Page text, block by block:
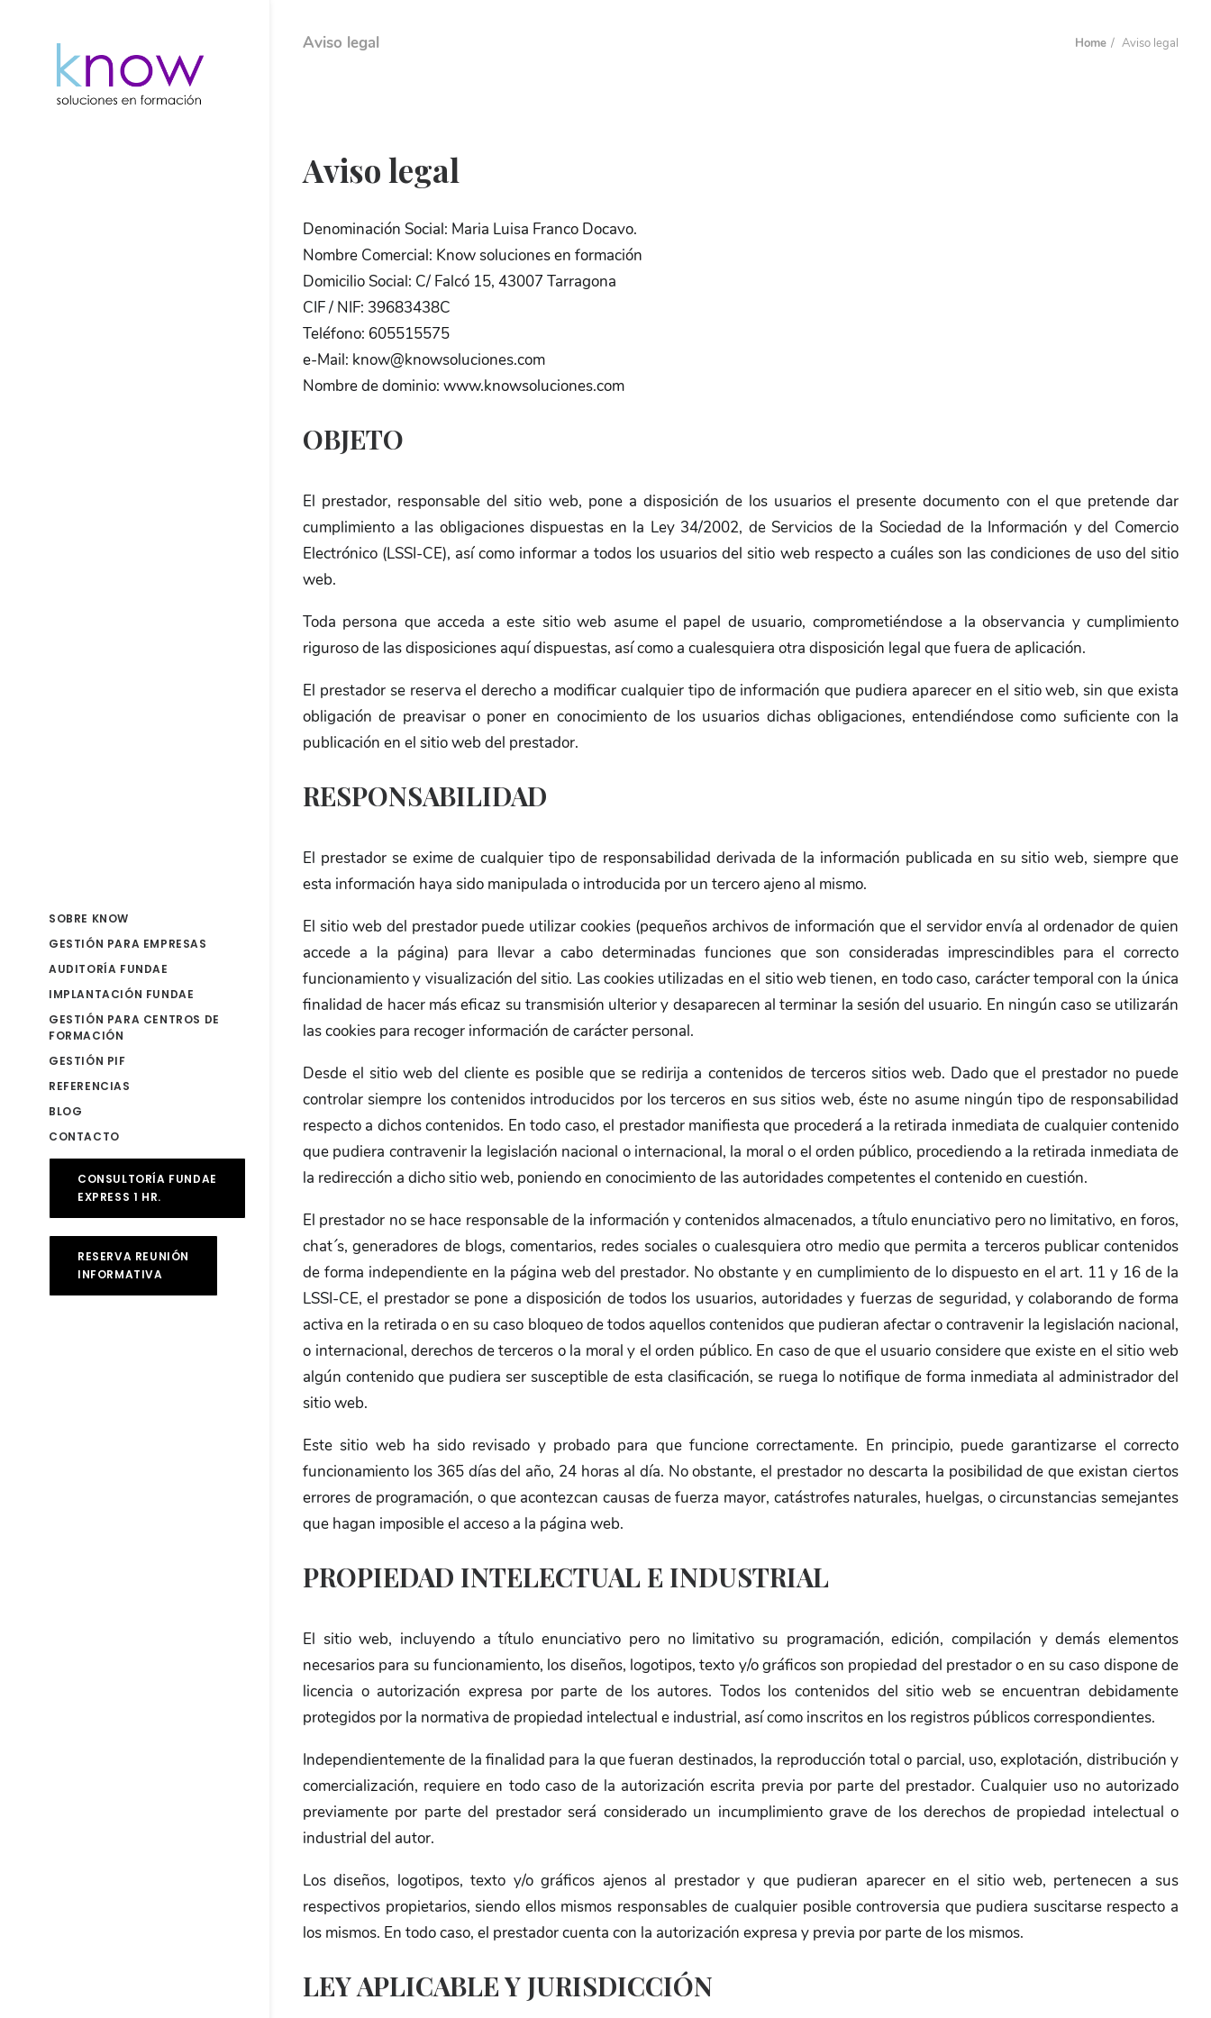
SOBRE KNOW
GESTIÓN PARA EMPRESAS
AUDITORÍA FUNDAE
IMPLANTACIÓN FUNDAE
GESTIÓN PARA CENTROS DE
FORMACIÓN
GESTIÓN PIF
REFERENCIAS
BLOG
CONTACTO
CONSULTORÍA FUNDAE
EXPRESS 1 HR.
RESERVA REUNIÓN
INFORMATIVA
Aviso legal Home Aviso legal
Aviso legal
Denominación Social: Maria Luisa Franco Docavo.
Nombre Comercial: Know soluciones en formación
Domicilio Social: C/ Falcó 15, 43007 Tarragona
CIF / NIF: 39683438C
Teléfono: 605515575
e-Mail: know@knowsoluciones.com
Nombre de dominio: www.knowsoluciones.com
OBJETO
El prestador, responsable del sitio web, pone a disposición de los usuarios el presente documento con el que pretende dar
cumplimiento a las obligaciones dispuestas en la Ley 34/2002, de Servicios de la Sociedad de la Información y del Comercio
Electrónico (LSSI-CE), así como informar a todos los usuarios del sitio web respecto a cuáles son las condiciones de uso del sitio
web.
Toda persona que acceda a este sitio web asume el papel de usuario, comprometiéndose a la observancia y cumplimiento
riguroso de las disposiciones aquí dispuestas, así como a cualesquiera otra disposición legal que fuera de aplicación.
El prestador se reserva el derecho a modificar cualquier tipo de información que pudiera aparecer en el sitio web, sin que exista
obligación de preavisar o poner en conocimiento de los usuarios dichas obligaciones, entendiéndose como suficiente con la
publicación en el sitio web del prestador.
RESPONSABILIDAD
El prestador se exime de cualquier tipo de responsabilidad derivada de la información publicada en su sitio web, siempre que
esta información haya sido manipulada o introducida por un tercero ajeno al mismo.
El sitio web del prestador puede utilizar cookies (pequeños archivos de información que el servidor envía al ordenador de quien
accede a la página) para llevar a cabo determinadas funciones que son consideradas imprescindibles para el correcto
funcionamiento y visualización del sitio. Las cookies utilizadas en el sitio web tienen, en todo caso, carácter temporal con la única
finalidad de hacer más eficaz su transmisión ulterior y desaparecen al terminar la sesión del usuario. En ningún caso se utilizarán
las cookies para recoger información de carácter personal.
Desde el sitio web del cliente es posible que se redirija a contenidos de terceros sitios web. Dado que el prestador no puede
controlar siempre los contenidos introducidos por los terceros en sus sitios web, éste no asume ningún tipo de responsabilidad
respecto a dichos contenidos. En todo caso, el prestador manifiesta que procederá a la retirada inmediata de cualquier contenido
que pudiera contravenir la legislación nacional o internacional, la moral o el orden público, procediendo a la retirada inmediata de
la redirección a dicho sitio web, poniendo en conocimiento de las autoridades competentes el contenido en cuestión.
El prestador no se hace responsable de la información y contenidos almacenados, a título enunciativo pero no limitativo, en foros,
chat´s, generadores de blogs, comentarios, redes sociales o cualesquiera otro medio que permita a terceros publicar contenidos
de forma independiente en la página web del prestador. No obstante y en cumplimiento de lo dispuesto en el art. 11 y 16 de la
LSSI-CE, el prestador se pone a disposición de todos los usuarios, autoridades y fuerzas de seguridad, y colaborando de forma
activa en la retirada o en su caso bloqueo de todos aquellos contenidos que pudieran afectar o contravenir la legislación nacional,
o internacional, derechos de terceros o la moral y el orden público. En caso de que el usuario considere que existe en el sitio web
algún contenido que pudiera ser susceptible de esta clasificación, se ruega lo notifique de forma inmediata al administrador del
sitio web.
Este sitio web ha sido revisado y probado para que funcione correctamente. En principio, puede garantizarse el correcto
funcionamiento los 365 días del año, 24 horas al día. No obstante, el prestador no descarta la posibilidad de que existan ciertos
errores de programación, o que acontezcan causas de fuerza mayor, catástrofes naturales, huelgas, o circunstancias semejantes
que hagan imposible el acceso a la página web.
PROPIEDAD INTELECTUAL E INDUSTRIAL
El sitio web, incluyendo a título enunciativo pero no limitativo su programación, edición, compilación y demás elementos
necesarios para su funcionamiento, los diseños, logotipos, texto y/o gráficos son propiedad del prestador o en su caso dispone de
licencia o autorización expresa por parte de los autores. Todos los contenidos del sitio web se encuentran debidamente
protegidos por la normativa de propiedad intelectual e industrial, así como inscritos en los registros públicos correspondientes.
Independientemente de la finalidad para la que fueran destinados, la reproducción total o parcial, uso, explotación, distribución y
comercialización, requiere en todo caso de la autorización escrita previa por parte del prestador. Cualquier uso no autorizado
previamente por parte del prestador será considerado un incumplimiento grave de los derechos de propiedad intelectual o
industrial del autor.
Los diseños, logotipos, texto y/o gráficos ajenos al prestador y que pudieran aparecer en el sitio web, pertenecen a sus
respectivos propietarios, siendo ellos mismos responsables de cualquier posible controversia que pudiera suscitarse respecto a
los mismos. En todo caso, el prestador cuenta con la autorización expresa y previa por parte de los mismos.
LEY APLICABLE Y JURISDICCIÓN